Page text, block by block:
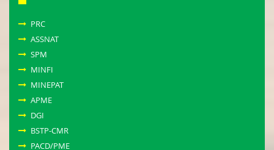
PRC
ASSNAT
SPM
MINFI
MINEPAT
APME
DGI
BSTP-CMR
PACD/PME